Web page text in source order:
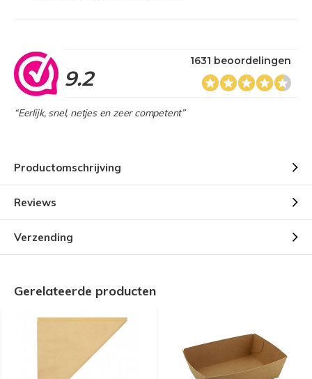
9.2
1631 beoordelingen
“Eerlijk, snel, netjes en zeer competent”
Productomschrijving
Reviews
Verzending
Gerelateerde producten